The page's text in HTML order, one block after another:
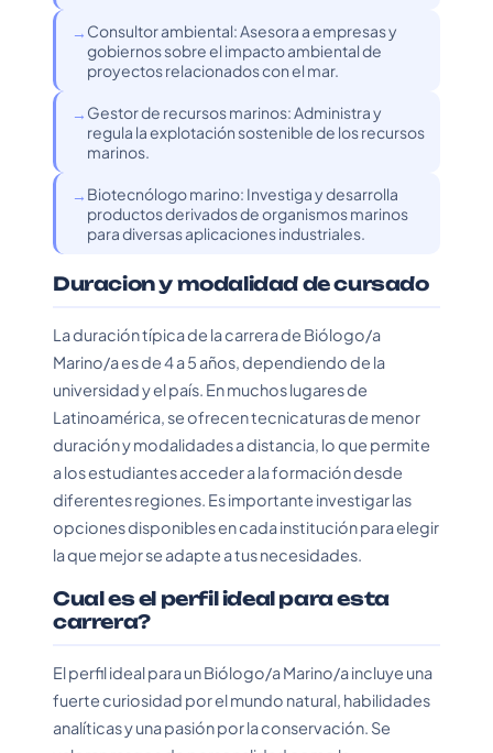
Consultor ambiental: Asesora a empresas y
gobiernos sobre el impacto ambiental de
proyectos relacionados con el mar.
Gestor de recursos marinos: Administra y
regula la explotación sostenible de los recursos
marinos.
Biotecnólogo marino: Investiga y desarrolla
productos derivados de organismos marinos
para diversas aplicaciones industriales.
Duracion y modalidad de cursado
La duración típica de la carrera de Biólogo/a
Marino/a es de 4 a 5 años, dependiendo de la
universidad y el país. En muchos lugares de
Latinoamérica, se ofrecen tecnicaturas de menor
duración y modalidades a distancia, lo que permite
a los estudiantes acceder a la formación desde
diferentes regiones. Es importante investigar las
opciones disponibles en cada institución para elegir
la que mejor se adapte a tus necesidades.
Cual es el perfil ideal para esta
carrera?
El perfil ideal para un Biólogo/a Marino/a incluye una
fuerte curiosidad por el mundo natural, habilidades
analíticas y una pasión por la conservación. Se